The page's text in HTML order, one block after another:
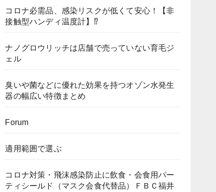
コロナ必需品、感染リスクが低くて安心！【非
接触型ハンディ温度計】⁉
ナノグロウリッチは店舗で売っていない育毛ジ
ェル
臭いや菌などに優れた効果を持つオゾン水発生
器の幅広い特徴まとめ
Forum
適用範囲で選ぶ
コロナ対策・飛沫感染防止に飲食・会食用パー
ティシールド（マスク会食代替品）ＦＢＣ福井